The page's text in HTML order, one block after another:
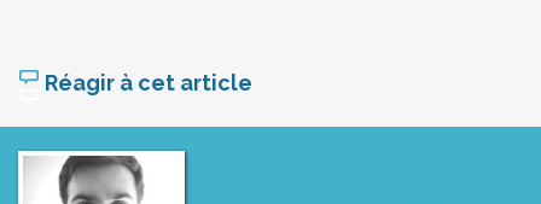
Réagir à cet article